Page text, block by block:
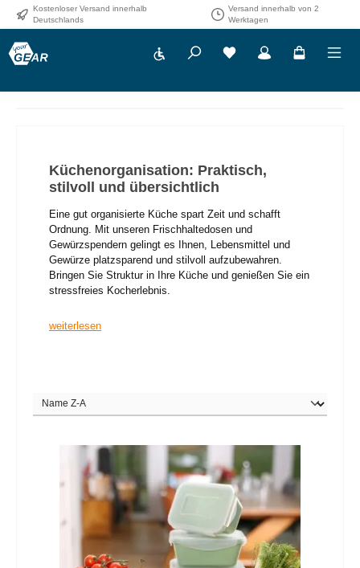
Zum Hauptinhalt springen
Kostenloser Versand innerhalb
Deutschlands
Versand innerhalb von 2
Werktagen
Werkzeugleiste anzeigen
Küchenorganisation: Praktisch,
stilvoll und übersichtlich
Eine gut organisierte Küche spart Zeit und schafft
Ordnung. Mit unseren Frischhaltedosen und
Gewürzspendern gelingt es Ihnen, Lebensmittel und
Gewürze platzsparend und stilvoll aufzubewahren.
Bringen Sie Struktur in Ihre Küche und genießen Sie ein
stressfreies Kocherlebnis.
weiterlesen